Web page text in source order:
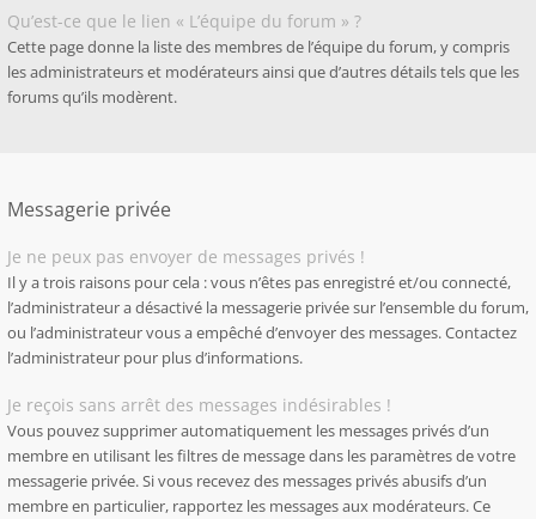
Qu’est-ce que le lien « L’équipe du forum » ?
Cette page donne la liste des membres de l’équipe du forum, y compris
les administrateurs et modérateurs ainsi que d’autres détails tels que les
forums qu’ils modèrent.
Messagerie privée
Je ne peux pas envoyer de messages privés !
Il y a trois raisons pour cela : vous n’êtes pas enregistré et/ou connecté,
l’administrateur a désactivé la messagerie privée sur l’ensemble du forum,
ou l’administrateur vous a empêché d’envoyer des messages. Contactez
l’administrateur pour plus d’informations.
Je reçois sans arrêt des messages indésirables !
Vous pouvez supprimer automatiquement les messages privés d’un
membre en utilisant les filtres de message dans les paramètres de votre
messagerie privée. Si vous recevez des messages privés abusifs d’un
membre en particulier, rapportez les messages aux modérateurs. Ce